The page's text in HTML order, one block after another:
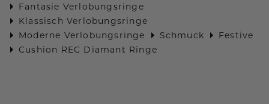
Fantasie Verlobungsringe
Klassisch Verlobungsringe
Moderne Verlobungsringe
Schmuck
Festive
Cushion REC Diamant Ringe